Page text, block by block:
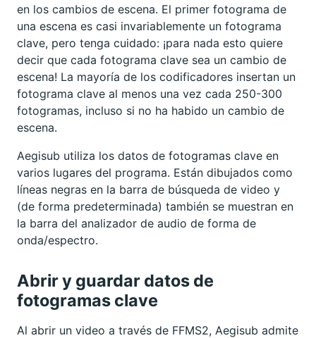
en los cambios de escena. El primer fotograma de
una escena es casi invariablemente un fotograma
clave, pero tenga cuidado: ¡para nada esto quiere
decir que cada fotograma clave sea un cambio de
escena! La mayoría de los codificadores insertan un
fotograma clave al menos una vez cada 250-300
fotogramas, incluso si no ha habido un cambio de
escena.
Aegisub utiliza los datos de fotogramas clave en
varios lugares del programa. Están dibujados como
líneas negras en la barra de búsqueda de video y
(de forma predeterminada) también se muestran en
la barra del analizador de audio de forma de
onda/espectro.
Abrir y guardar datos de
fotogramas clave
Al abrir un video a través de FFMS2, Aegisub admite